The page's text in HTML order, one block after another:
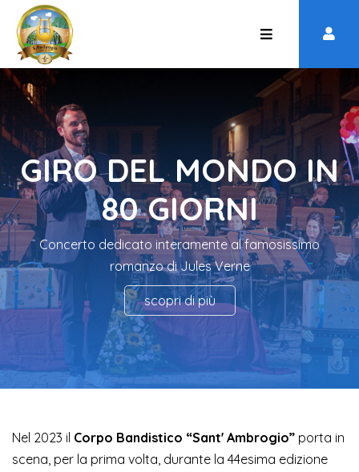
GIRO DEL MONDO IN
80 GIORNI
Concerto dedicato interamente al famosissimo
romanzo di Jules Verne
scopri di più
Nel 2023 il Corpo Bandistico “Sant' Ambrogio” porta in
scena, per la prima volta, durante la 44esima edizione